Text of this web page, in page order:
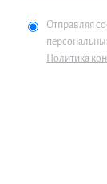
Отправляя
Политика